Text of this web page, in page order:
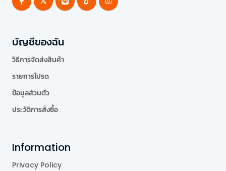
บัญชีของฉัน
วิธีการจัดส่งสินค้า
รายการโปรด
ข้อมูลส่วนตัว
ประวัติการสั่งซื้อ
Information
Privacy Policy